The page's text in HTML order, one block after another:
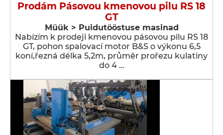
Prodám Pásovou kmenovou pilu RS 18
GT
Müük > Puidutööstuse masinad
Nabízím k prodeji kmenovou pásovou pilu RS 18
GT, pohon spalovací motor B&S o výkonu 6,5
koní,řezná délka 5,2m, průměr prořezu kulatiny
do 4 …